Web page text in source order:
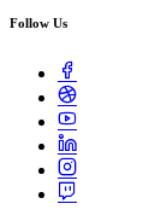
Follow Us